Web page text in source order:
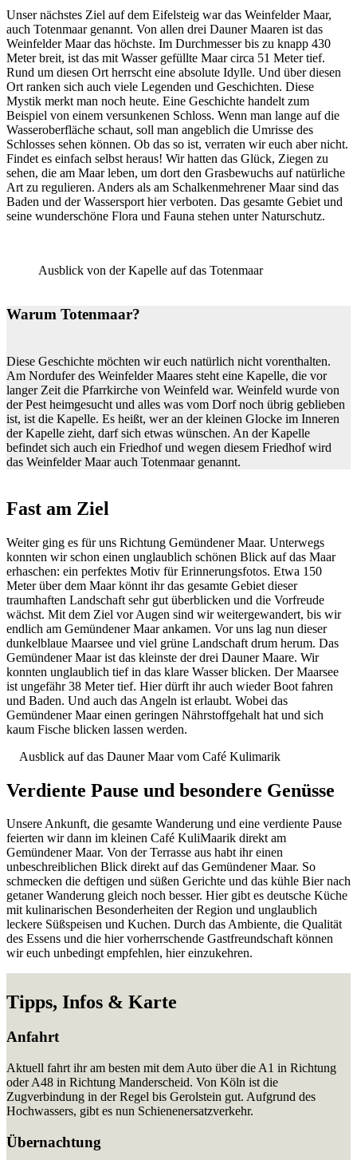
Unser nächstes Ziel auf dem Eifelsteig war das Weinfelder Maar,
auch Totenmaar genannt. Von allen drei Dauner Maaren ist das
Weinfelder Maar das höchste. Im Durchmesser bis zu knapp 430
Meter breit, ist das mit Wasser gefüllte Maar circa 51 Meter tief.
Rund um diesen Ort herrscht eine absolute Idylle. Und über diesen
Ort ranken sich auch viele Legenden und Geschichten. Diese
Mystik merkt man noch heute. Eine Geschichte handelt zum
Beispiel von einem versunkenen Schloss. Wenn man lange auf die
Wasseroberfläche schaut, soll man angeblich die Umrisse des
Schlosses sehen können. Ob das so ist, verraten wir euch aber nicht.
Findet es einfach selbst heraus! Wir hatten das Glück, Ziegen zu
sehen, die am Maar leben, um dort den Grasbewuchs auf natürliche
Art zu regulieren. Anders als am Schalkenmehrener Maar sind das
Baden und der Wassersport hier verboten. Das gesamte Gebiet und
seine wunderschöne Flora und Fauna stehen unter Naturschutz.
Ausblick von der Kapelle auf das Totenmaar
Warum Totenmaar?
Diese Geschichte möchten wir euch natürlich nicht vorenthalten.
Am Nordufer des Weinfelder Maares steht eine Kapelle, die vor
langer Zeit die Pfarrkirche von Weinfeld war. Weinfeld wurde von
der Pest heimgesucht und alles was vom Dorf noch übrig geblieben
ist, ist die Kapelle. Es heißt, wer an der kleinen Glocke im Inneren
der Kapelle zieht, darf sich etwas wünschen. An der Kapelle
befindet sich auch ein Friedhof und wegen diesem Friedhof wird
das Weinfelder Maar auch Totenmaar genannt.
Fast am Ziel
Weiter ging es für uns Richtung Gemündener Maar. Unterwegs
konnten wir schon einen unglaublich schönen Blick auf das Maar
erhaschen: ein perfektes Motiv für Erinnerungsfotos. Etwa 150
Meter über dem Maar könnt ihr das gesamte Gebiet dieser
traumhaften Landschaft sehr gut überblicken und die Vorfreude
wächst. Mit dem Ziel vor Augen sind wir weitergewandert, bis wir
endlich am Gemündener Maar ankamen. Vor uns lag nun dieser
dunkelblaue Maarsee und viel grüne Landschaft drum herum. Das
Gemündener Maar ist das kleinste der drei Dauner Maare. Wir
konnten unglaublich tief in das klare Wasser blicken. Der Maarsee
ist ungefähr 38 Meter tief. Hier dürft ihr auch wieder Boot fahren
und Baden. Und auch das Angeln ist erlaubt. Wobei das
Gemündener Maar einen geringen Nährstoffgehalt hat und sich
kaum Fische blicken lassen werden.
Ausblick auf das Dauner Maar vom Café Kulimarik
Verdiente Pause und besondere Genüsse
Unsere Ankunft, die gesamte Wanderung und eine verdiente Pause
feierten wir dann im kleinen Café KuliMaarik direkt am
Gemündener Maar. Von der Terrasse aus habt ihr einen
unbeschreiblichen Blick direkt auf das Gemündener Maar. So
schmecken die deftigen und süßen Gerichte und das kühle Bier nach
getaner Wanderung gleich noch besser. Hier gibt es deutsche Küche
mit kulinarischen Besonderheiten der Region und unglaublich
leckere Süßspeisen und Kuchen. Durch das Ambiente, die Qualität
des Essens und die hier vorherrschende Gastfreundschaft können
wir euch unbedingt empfehlen, hier einzukehren.
Tipps, Infos & Karte
Anfahrt
Aktuell fahrt ihr am besten mit dem Auto über die A1 in Richtung
oder A48 in Richtung Manderscheid. Von Köln ist die
Zugverbindung in der Regel bis Gerolstein gut. Aufgrund des
Hochwassers, gibt es nun Schienenersatzverkehr.
Übernachtung